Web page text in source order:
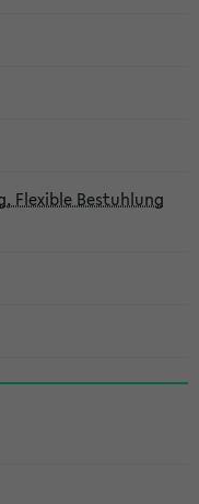
Flexible Bestuhlung